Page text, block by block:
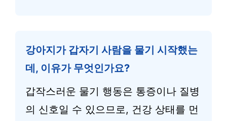
강아지가 갑자기 사람을 물기 시작했는
데, 이유가 무엇인가요?
갑작스러운 물기 행동은 통증이나 질병
의 신호일 수 있으므로, 건강 상태를 먼